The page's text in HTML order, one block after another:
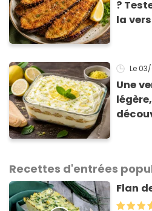
?
la
Le
Une
Recettes d'entrées
Flan